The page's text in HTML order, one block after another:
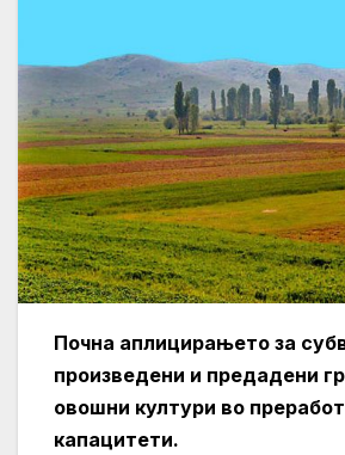
Почна аплицирањето за
произведени и предадени
овошни култури во
капацитети.